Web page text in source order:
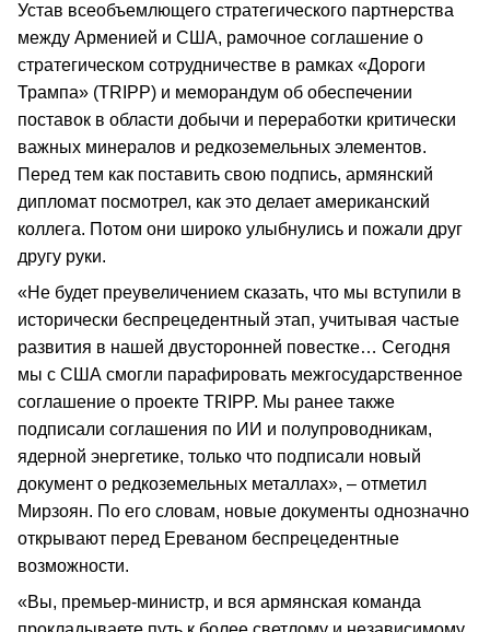
Устав всеобъемлющего стратегического партнерства
между Арменией и США, рамочное соглашение о
стратегическом сотрудничестве в рамках «Дороги
Трампа» (TRIPP) и меморандум об обеспечении
поставок в области добычи и переработки критически
важных минералов и редкоземельных элементов.
Перед тем как поставить свою подпись, армянский
дипломат посмотрел, как это делает американский
коллега. Потом они широко улыбнулись и пожали друг
другу руки.
«Не будет преувеличением сказать, что мы вступили в
исторически беспрецедентный этап, учитывая частые
развития в нашей двусторонней повестке… Сегодня
мы с США смогли парафировать межгосударственное
соглашение о проекте TRIPP. Мы ранее также
подписали соглашения по ИИ и полупроводникам,
ядерной энергетике, только что подписали новый
документ о редкоземельных металлах», – отметил
Мирзоян. По его словам, новые документы однозначно
открывают перед Ереваном беспрецедентные
возможности.
«Вы, премьер-министр, и вся армянская команда